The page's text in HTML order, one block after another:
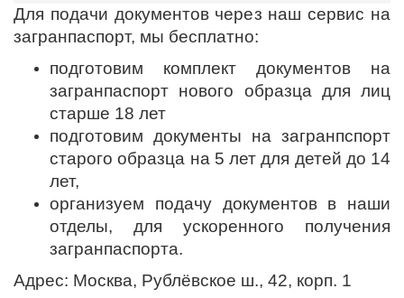
Для подачи документов через наш сервис на
загранпаспорт, мы бесплатно:
подготовим комплект документов на
загранпаспорт нового образца для лиц
старше 18 лет
подготовим документы на загранпспорт
старого образца на 5 лет для детей до 14
лет,
организуем подачу документов в наши
отделы, для ускоренного получения
загранпаспорта.
Адрес: Москва, Рублёвское ш., 42, корп. 1